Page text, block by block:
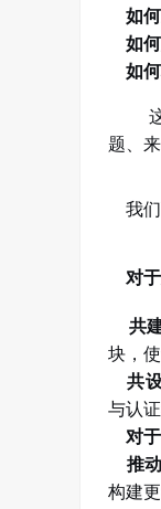
如何
如何
如何
题、
我们
对于
共建
块，
共设
与认
对于
推动
构建